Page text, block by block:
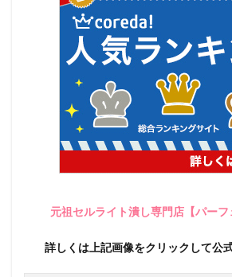
元祖セルライト潰し専門店【パーフ
詳しくは上記画像をクリックして公